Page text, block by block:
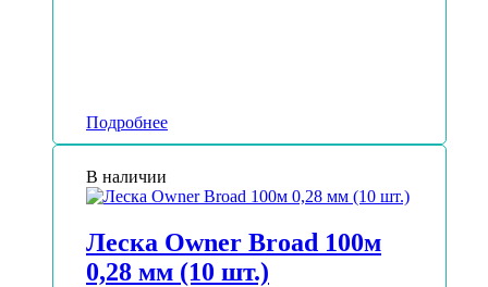
Подробнее
В наличии
Леска Owner Broad 100м
0,28 мм (10 шт.)